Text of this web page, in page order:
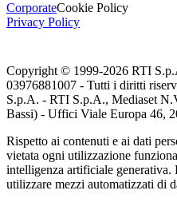
CorporateCookie Policy
Privacy Policy
Copyright © 1999-2026 RTI
03976881007 - Tutti i diritti
S.p.A. - RTI S.p.A., Mediaset
Bassi) - Uffici Viale Europa 46,
Rispetto ai contenuti e ai dati
vietata ogni utilizzazione
intelligenza artificiale generativa.
utilizzare mezzi automatizzati di